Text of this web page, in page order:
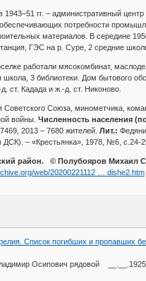
1943–51 гг. – административный
потребности
материалов. В середине
ГЭС на р. Суре, 2 средние
работали мясокомбинат,
3 библиотеки. Дом бытового
ст. Кадада и ж.-д. ст. Никоново.
Советского Союза, минометчика,
войны. Численность населения
2013 – 7680 жителей. Лит.:
ДСК). – «Крестьянка», 1978, №6, с.24-
район. © Полубояров Михаил
web/20200221112 … dishe2.htm
Список погибших и пропавших
Осипович рядовой